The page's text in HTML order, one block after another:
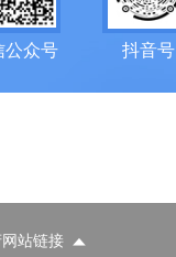
公众号 抖音号
站链接
市政府部门网站